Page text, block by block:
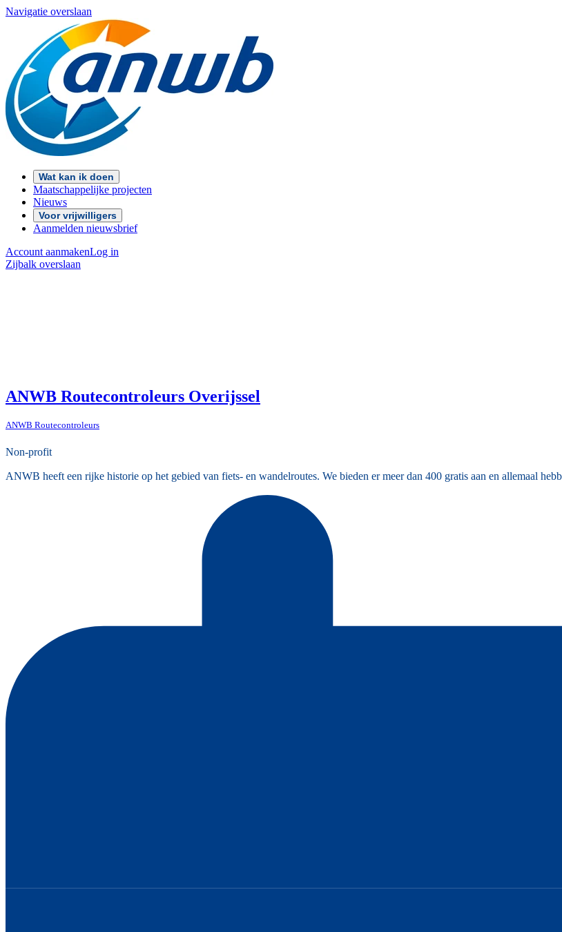
Navigatie overslaan
Wat kan ik doen
Maatschappelijke projecten
Nieuws
Voor vrijwilligers
Aanmelden nieuwsbrief
Account aanmakenLog in
Zijbalk overslaan
ANWB Routecontroleurs Overijssel
ANWB Routecontroleurs
Non-profit
ANWB heeft een rijke historie op het gebied van fiets- en wandelroutes. We bieden er meer dan 400 gratis aan en allemaal